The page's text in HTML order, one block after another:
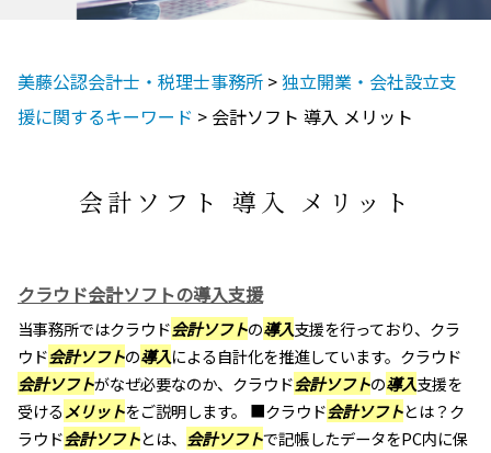
美藤公認会計士・税理士事務所 >独立開業・会社設立支
援に関するキーワード > 会計ソフト 導入 メリット
会計ソフト 導入 メリット
クラウド会計ソフトの導入支援
当事務所ではクラウド会計ソフトの導入支援を行っており、クラ
ウド会計ソフトの導入による自計化を推進しています。クラウド
会計ソフトがなぜ必要なのか、クラウド会計ソフトの導入支援を
受けるメリットをご説明します。 ■クラウド会計ソフトとは？ク
ラウド会計ソフトとは、 会計ソフトで記帳したデータをPC内に保